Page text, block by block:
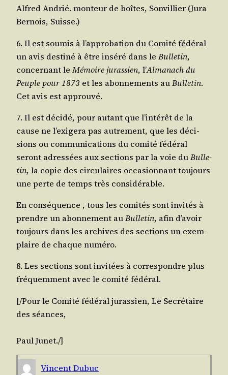
Alfred Andrié. mon­teur de boîtes, Son­vil­lier (Jura
Ber­nois, Suisse.)
6. Il est sou­mis à l’ap­pro­ba­tion du Comi­té fédé­ral
un avis des­ti­né à être insé­ré dans le Bul­le­tin,
concer­nant leMémoire juras­sien, l’Alma­nach du
Peuple pour 1873 et les abon­ne­ments auBul­le­tin.
Cet avis est approuvé.
7. Il est déci­dé, pour autant que l’in­té­rêt de la
cause ne l’exi­ge­ra pas autre­ment, que les déci­
sions ou com­mu­ni­ca­tions du comi­té fédé­ral
seront adres­sées aux sec­tions par la voie duBul­le­
tin, la copie des cir­cu­laires occa­sion­nant tou­jours
une perte de temps très considérable.
En consé­quence , tous les comi­tés sont invi­tés à
prendre un abon­ne­ment auBul­le­tin, afin d’a­voir
tou­jours dans les archives des sec­tions un exem­
plaire de chaque numéro.
8. Les sec­tions sont invi­tées à cor­res­pondre plus
fré­quem­ment avec le comi­té fédéral.
[/​Pour le Comi­té fédé­ral juras­sien, Le Secré­taire
des séances,
PaulJunet./​]
Vincent Dubuc